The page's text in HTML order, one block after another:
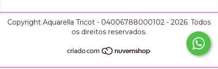
Copyright Aquarella Tricot - 04006788000102 - 2026. Todos
os direitos reservados.